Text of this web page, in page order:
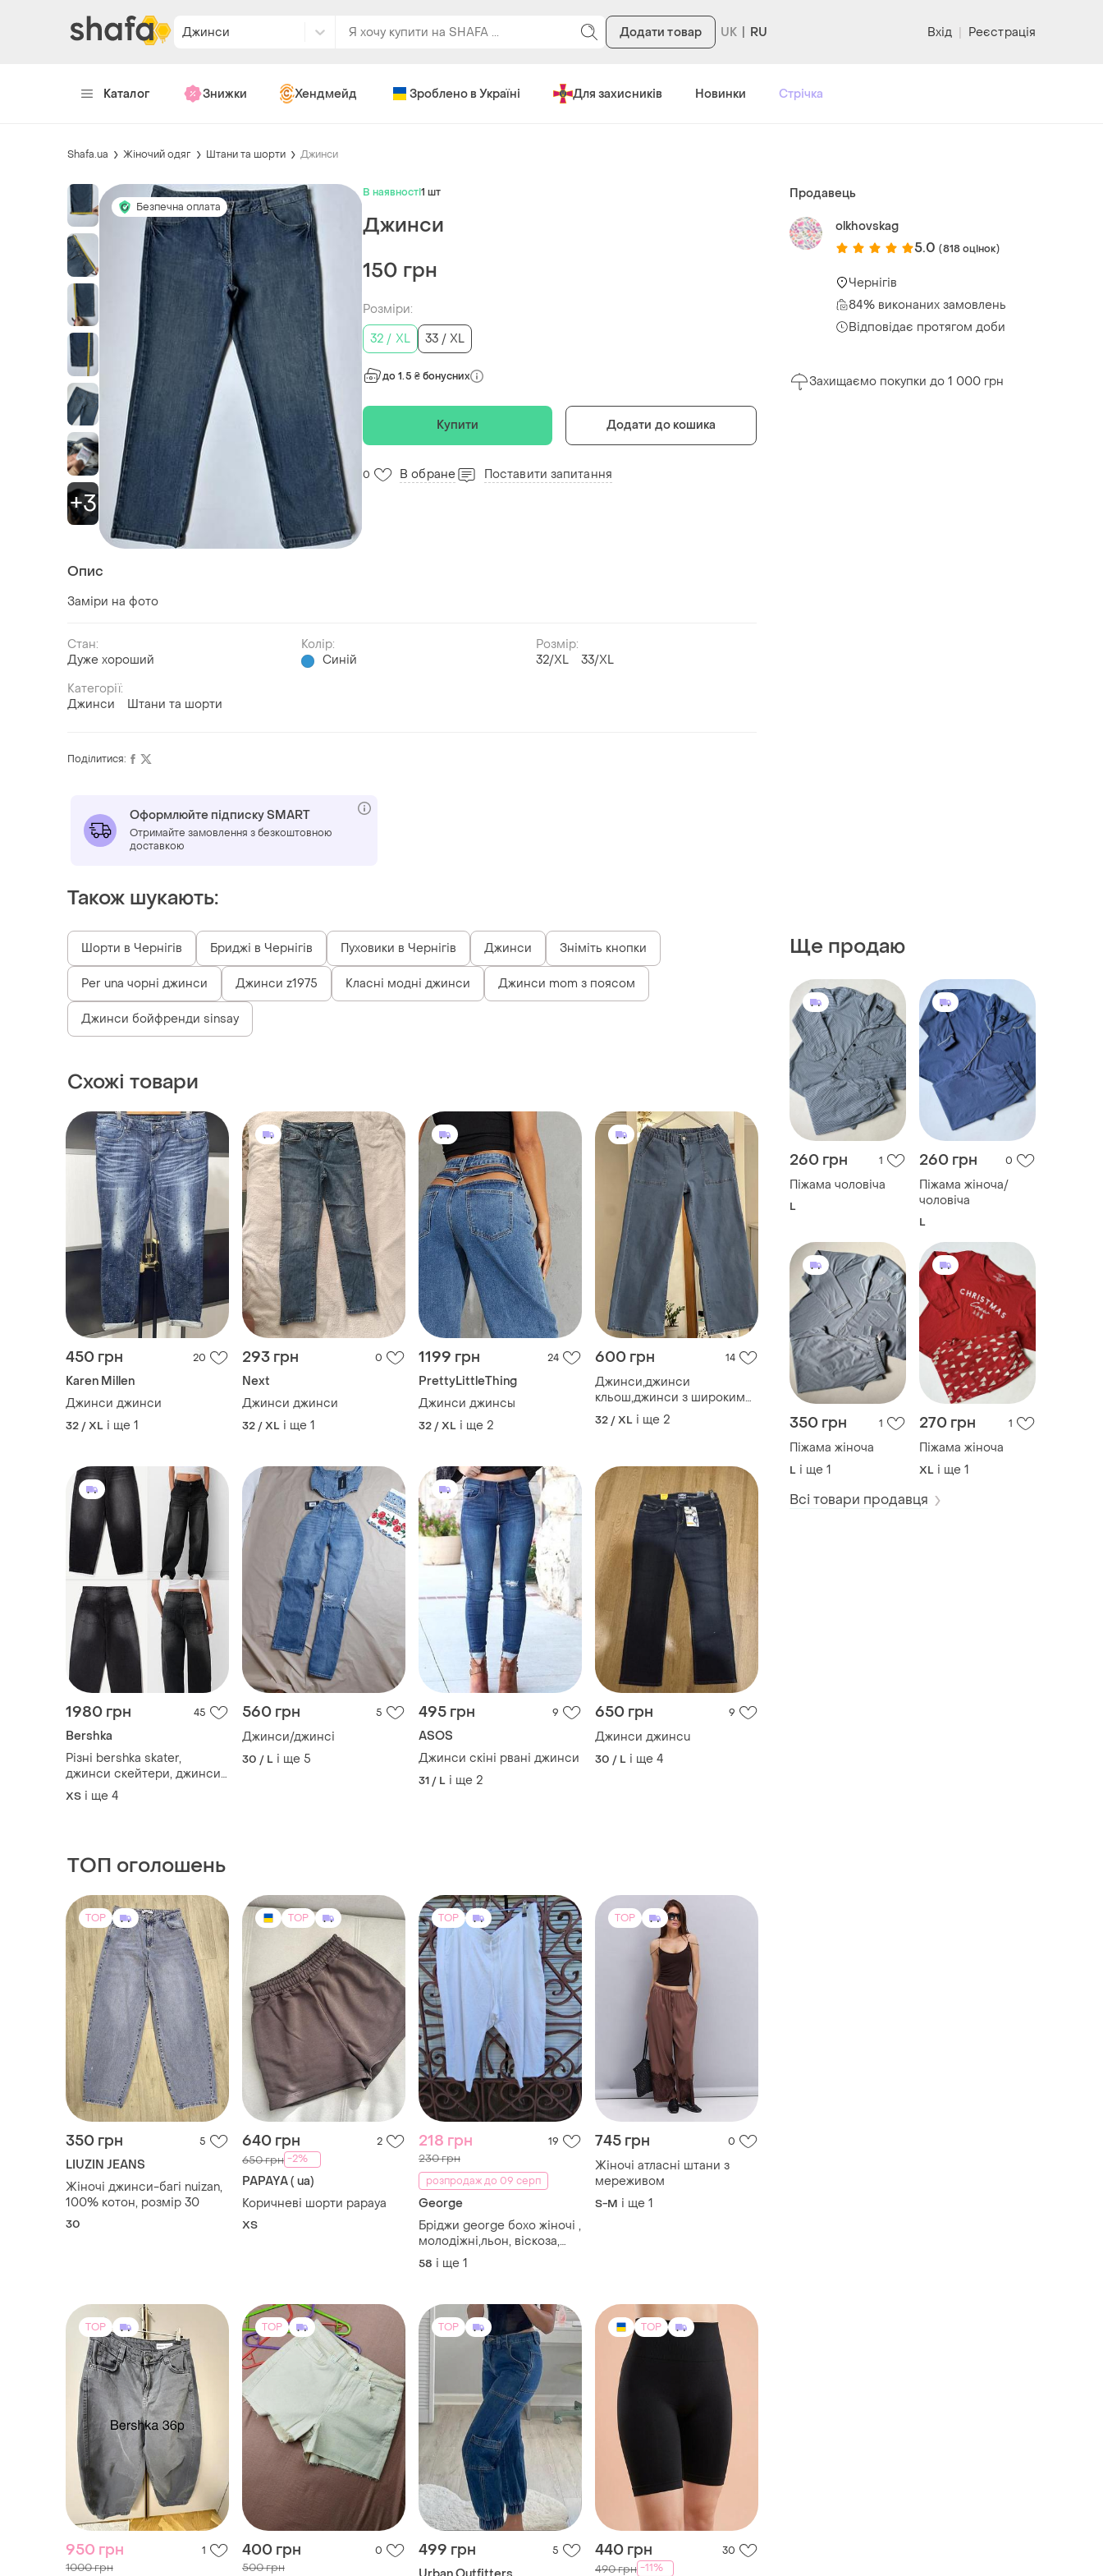
Джинси Додати товар RU Вхід | Реєстрація
Каталог Знижки Хендмейд Зроблено в Україні Для захисників Новинки Стрічка
Shafa.ua Жіночий одяг Штани та шорти Джинси
+3
Безпечна оплата
В наявності1 шт
Джинси
150 грн
Розміри:
32 / XL
33 / XL
до 1.5 ₴ бонусних
Купити Додати до кошика
0 В обране Поставити запитання
Опис
Заміри на фото
Стан:
Дуже хороший
Колір:
Синій
Розмір:
32/XL
33/XL
Категорії:
Джинси
Штани та шорти
Продавець
olkhovskag
5.0 (818 оцінок)
Чернігів
84% виконаних замовлень
Відповідає протягом доби
Захищаємо покупки до 1 000 грн
Ще продаю
260 грн 1
Піжама чоловіча
L
260 грн 0
Піжама жіноча/
чоловіча
L
350 грн 1
Піжама жіноча
L і ще 1
270 грн 1
Піжама жіноча
XL і ще 1
Всі товари продавця
Поділитися:
Оформлюйте підписку SMART
Отримайте замовлення з безкоштовною
доставкою
Також шукають:
Шорти в Чернігів Бриджі в Чернігів Пуховики в Чернігів Джинси Зніміть кнопки
Per una чорні джинси Джинси z1975 Класні модні джинси Джинси mom з поясом
Джинси бойфренди sinsay
Схожі товари
450 грн 20
Karen Millen
Джинси джинси
32 / XL і ще 1
293 грн 0
Next
Джинси джинси
32 / XL і ще 1
1199 грн 24
PrettyLittleThing
Джинси джинсы
32 / XL і ще 2
600 грн 14
Джинси,джинси
кльош,джинси з широкими
штанами
32 / XL і ще 2
1980 грн 45
Bershka
Різні bershka skater,
джинси скейтери, джинси
skater, джинси baggy,
трендові джинси, широкі
XS і ще 4
560 грн 5
Джинси/джинсі
30 / L і ще 5
495 грн 9
ASOS
Джинси скіні рвані джинси
31 / L і ще 2
650 грн 9
Джинси джинсu
30 / L і ще 4
ТОП оголошень
TOP
350 грн 5
LIUZIN JEANS
Жіночі джинси-багі nuizan,
100% котон, розмір 30
30
TOP
640 грн 2
650 грн -2%
PAPAYA ( ua)
Коричневі шорти papaya
ХS
TOP
218 грн 19
230 грн
розпродаж до 09 серп
George
Бріджи george бохо жіночі ,
молодіжні,льон, віскоза,
великий розмір, літо.
58 і ще 1
TOP
745 грн 0
Жіночі атласні штани з
мереживом
S-M і ще 1
TOP
950 грн 1
1000 грн
TOP
400 грн 0
500 грн
TOP
499 грн 5
TOP
440 грн 30
490 грн -11%